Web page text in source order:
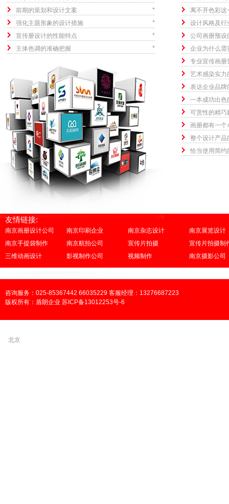
前期的策划和设计文案
强化主题形象的设计措施
宣传册设计的性能特点
主体色调的准确把握
离不开色彩这
设计风格及行
公司画册预设
企业为什么需
专业宣传画册
艺术感染实力
表达企业品牌
一本成功出色
可赏性的精巧
画册都有一个
整个设计产品
恰当使用简约
友情链接:
南京画册设计公司 南京印刷企业 南京杂志设计
南京展览设计
南京手提袋制作
南京航拍公司 宣传片拍摄
宣传片拍摄制
三维动画设计
影视制作公司 视频制作 南京摄影公司
咨询服务：025-85367442 66035229 客服经理：13276687223
版权所有：盾朗企业 苏ICP备13012253号-6
北京